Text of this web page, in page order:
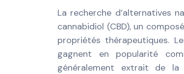
La recherche d’alternatives
cannabidiol (CBD), un
propriétés thérapeutiques.
gagnent en popularité
généralement extrait de